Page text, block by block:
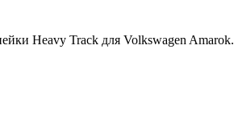
Heavy Track для Volkswagen Amarok.